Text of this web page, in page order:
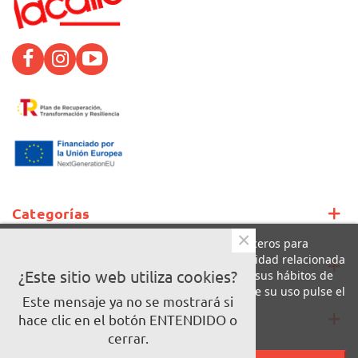
Categorías
Información
Este sitio web utiliza cookies propias y de terceros para
mejorar nuestros servicios y mostrarle publicidad relacionada
con sus preferencias mediante el análisis de sus hábitos de
navegación. Para dar su consentimiento sobre su uso pulse el
botón Acepto.
Más información Personalizar cookies
¿Este sitio web utiliza cookies?
Este mensaje ya no se mostrará si
hace clic en el botón ENTENDIDO o
cerrar.
×